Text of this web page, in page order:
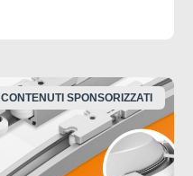
CONTENUTI SPONSORIZZATI